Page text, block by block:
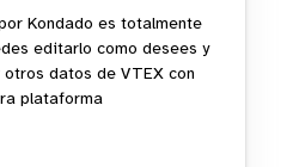
Kondado es totalmente
editarlo como desees y
datos de VTEX con
plataforma